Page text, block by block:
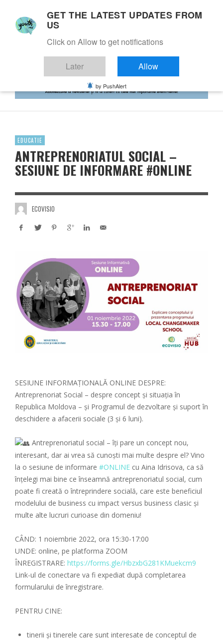
EDUCATIE
ANTREPRENORIATUL SOCIAL –
SESIUNE DE INFORMARE #ONLINE
ECOVISIO
SESIUNE INFORMAȚIONALĂ ONLINE DESPRE:
Antreprenoriat Social – despre concept și situația în
Republica Moldova – și Programul de dezvoltare și suport în
deschidere a afacerii sociale (3 și 6 luni).
Antreprenoriatul social – îți pare un concept nou,
interesant, dar ai vrea să cunoști mai multe despre el? Vino
la o sesiune de informare #ONLINE cu Aina Idrisova, ca să
înțelegi mai bine ce înseamnă antreprenoriatul social, cum
poate fi creată o întreprindere socială, care este beneficiul
modelului de business cu impact versus business clasic și
multe alte lucruri curioase din domeniu!
CÂND: 1 noiembrie 2022, ora 15:30-17:00
UNDE: online, pe platforma ZOOM
ÎNREGISTRARE: https://forms.gle/HbzxbG281KMuekcm9
Link-ul de conectare va fi expediat după completarea
formularului de înregistrare.
PENTRU CINE:
tinerii și tinerele care sunt interesate de conceptul de
GET THE LATEST UPDATES FROM
US
Click on Allow to get notifications
Later Allow
by PushAlert